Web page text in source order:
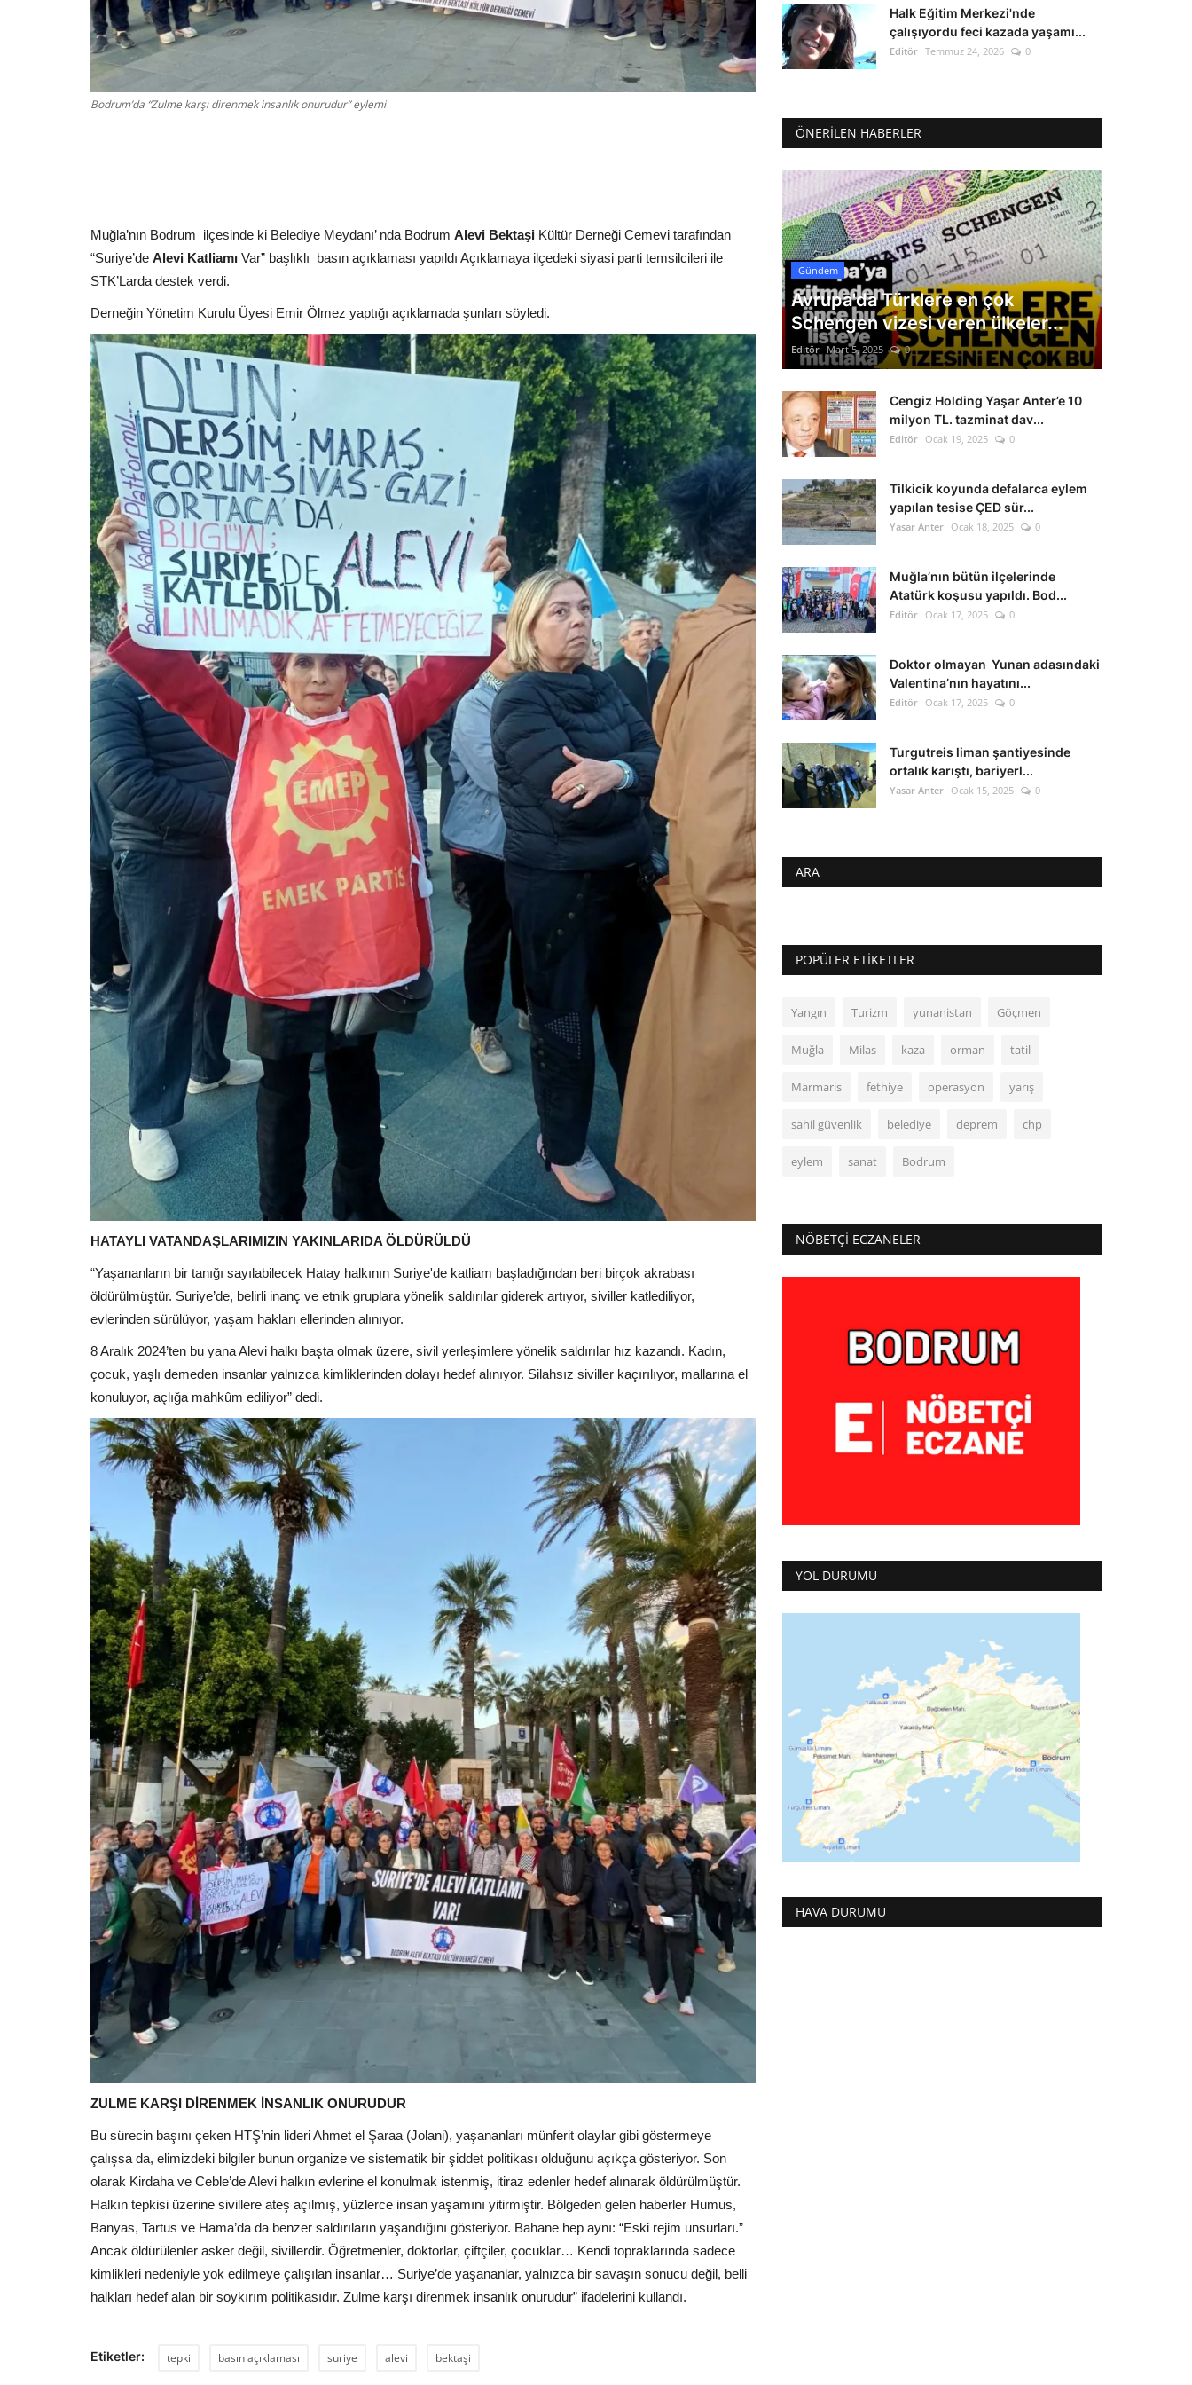
Bodrum’da “Zulme karşı direnmek insanlık onurudur” eylemi
Muğla’nın Bodrum ilçesinde ki Belediye Meydanı’ nda Bodrum Alevi Bektaşi Kültür Derneği Cemevi tarafından
“Suriye’de Alevi Katliamı Var” başlıklı basın açıklaması yapıldı Açıklamaya ilçedeki siyasi parti temsilcileri ile
STK’Larda destek verdi.
Derneğin Yönetim Kurulu Üyesi Emir Ölmez yaptığı açıklamada şunları söyledi.
HATAYLI VATANDAŞLARIMIZIN YAKINLARIDA ÖLDÜRÜLDÜ
“Yaşananların bir tanığı sayılabilecek Hatay halkının Suriye'de katliam başladığından beri birçok akrabası
öldürülmüştür. Suriye’de, belirli inanç ve etnik gruplara yönelik saldırılar giderek artıyor, siviller katlediliyor,
evlerinden sürülüyor, yaşam hakları ellerinden alınıyor.
8 Aralık 2024’ten bu yana Alevi halkı başta olmak üzere, sivil yerleşimlere yönelik saldırılar hız kazandı. Kadın,
çocuk, yaşlı demeden insanlar yalnızca kimliklerinden dolayı hedef alınıyor. Silahsız siviller kaçırılıyor, mallarına el
konuluyor, açlığa mahkûm ediliyor” dedi.
ZULME KARŞI DİRENMEK İNSANLIK ONURUDUR
Bu sürecin başını çeken HTŞ’nin lideri Ahmet el Şaraa (Jolani), yaşananları münferit olaylar gibi göstermeye
çalışsa da, elimizdeki bilgiler bunun organize ve sistematik bir şiddet politikası olduğunu açıkça gösteriyor. Son
olarak Kirdaha ve Ceble’de Alevi halkın evlerine el konulmak istenmiş, itiraz edenler hedef alınarak öldürülmüştür.
Halkın tepkisi üzerine sivillere ateş açılmış, yüzlerce insan yaşamını yitirmiştir. Bölgeden gelen haberler Humus,
Banyas, Tartus ve Hama’da da benzer saldırıların yaşandığını gösteriyor. Bahane hep aynı: “Eski rejim unsurları.”
Ancak öldürülenler asker değil, sivillerdir. Öğretmenler, doktorlar, çiftçiler, çocuklar… Kendi topraklarında sadece
kimlikleri nedeniyle yok edilmeye çalışılan insanlar… Suriye’de yaşananlar, yalnızca bir savaşın sonucu değil, belli
halkları hedef alan bir soykırım politikasıdır. Zulme karşı direnmek insanlık onurudur” ifadelerini kullandı.
Etiketler: tepki basın açıklaması suriye alevi bektaşi
Halk Eğitim Merkezi'nde
çalışıyordu feci kazada yaşamı...
Editör Temmuz 24, 2026 0
ÖNERILEN HABERLER
Gündem
Avrupa'da Türklere en çok
Schengen vizesi veren ülkeler...
Editör Mart 5, 2025 0
Cengiz Holding Yaşar Anter’e 10
milyon TL. tazminat dav...
Editör Ocak 19, 2025 0
Tilkicik koyunda defalarca eylem
yapılan tesise ÇED sür...
Yasar Anter Ocak 18, 2025 0
Muğla’nın bütün ilçelerinde
Atatürk koşusu yapıldı. Bod...
Editör Ocak 17, 2025 0
Doktor olmayan Yunan adasındaki
Valentina’nın hayatını...
Editör Ocak 17, 2025 0
Turgutreis liman şantiyesinde
ortalık karıştı, bariyerl...
Yasar Anter Ocak 15, 2025 0
ARA
POPÜLER ETIKETLER
Yangın Turizm yunanistan Göçmen
Muğla Milas kaza orman tatil
Marmaris fethiye operasyon yarış
sahil güvenlik belediye deprem chp
eylem sanat Bodrum
NÖBETÇI ECZANELER
YOL DURUMU
HAVA DURUMU